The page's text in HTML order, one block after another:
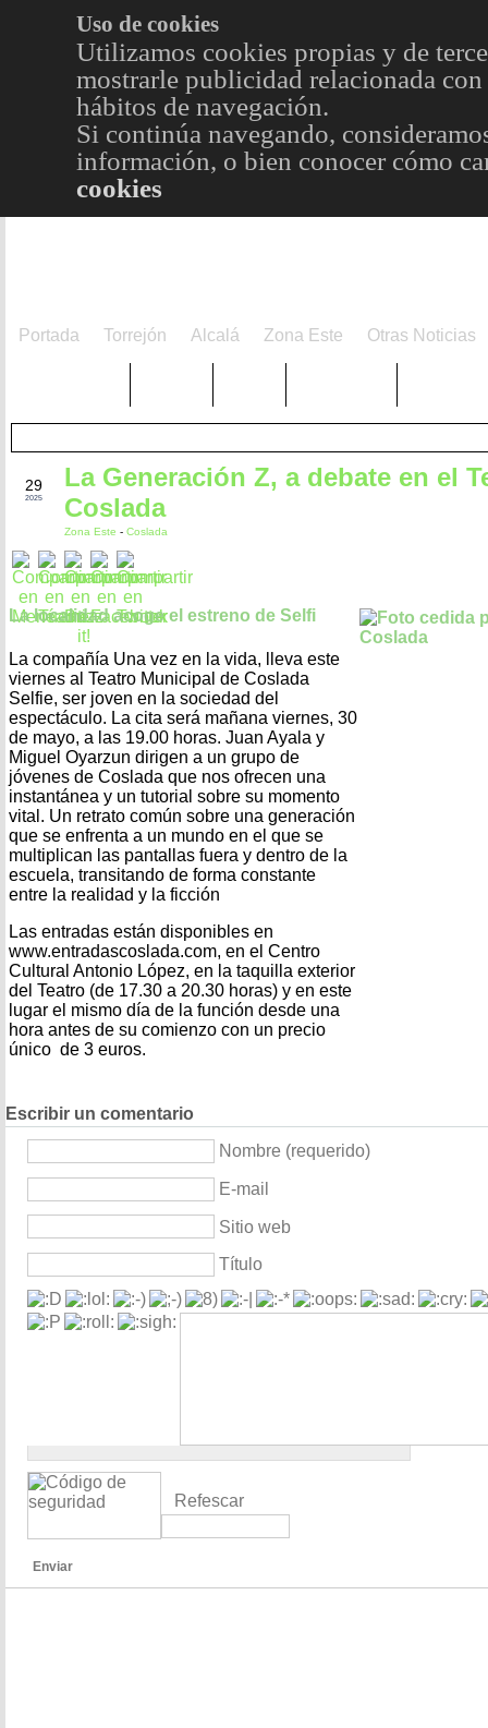
Uso de cookies
Utilizamos cookies propias y de
mostrarle publicidad relacionada
hábitos de navegación.
Si continúa navegando,
información, o bien conocer cómo
cookies
Portada Torrejón Alcalá Zona Este Otras Noticias
29
2025
La Generación Z, a debate en el
Coslada
Zona Este - Coslada
La localidad acoge el estreno de Selfi
La compañía Una vez en la vida, lleva este
viernes al Teatro Municipal de Coslada
Selfie, ser joven en la sociedad del
espectáculo. La cita será mañana viernes, 30
de mayo, a las 19.00 horas. Juan Ayala y
Miguel Oyarzun dirigen a un grupo de
jóvenes de Coslada que nos ofrecen una
instantánea y un tutorial sobre su momento
vital. Un retrato común sobre una generación
que se enfrenta a un mundo en el que se
multiplican las pantallas fuera y dentro de la
escuela, transitando de forma constante
entre la realidad y la ficción
Las entradas están disponibles en
www.entradascoslada.com, en el Centro
Cultural Antonio López, en la taquilla exterior
del Teatro (de 17.30 a 20.30 horas) y en este
lugar el mismo día de la función desde una
hora antes de su comienzo con un precio
único de 3 euros.
Escribir un comentario
Nombre (requerido)
E-mail
Sitio web
Título
Refescar
Enviar